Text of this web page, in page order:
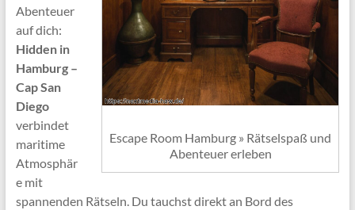
Escape Room Hamburg » Rätselspaß und
Abenteuer erleben
Abenteuer
auf dich:
Hidden in
Hamburg –
Cap San
Diego
verbindet
maritime
Atmosphär
e mit
spannenden Rätseln. Du tauchst direkt an Bord des